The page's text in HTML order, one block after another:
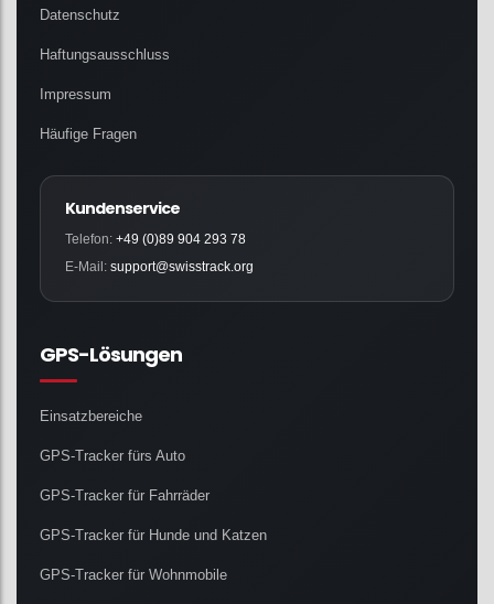
Datenschutz
Haftungsausschluss
Impressum
Häufige Fragen
Kundenservice
Telefon: +49 (0)89 904 293 78
E-Mail: support@swisstrack.org
GPS-Lösungen
Einsatzbereiche
GPS-Tracker fürs Auto
GPS-Tracker für Fahrräder
GPS-Tracker für Hunde und Katzen
GPS-Tracker für Wohnmobile